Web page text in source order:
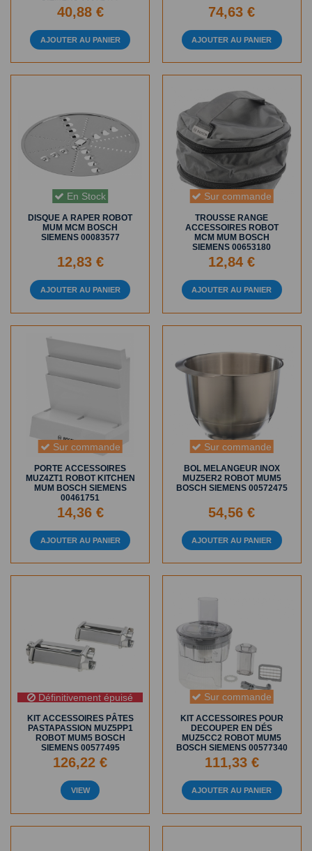
40,88 €
AJOUTER AU PANIER
74,63 €
AJOUTER AU PANIER
En Stock
DISQUE A RAPER ROBOT
MUM MCM BOSCH
SIEMENS 00083577
12,83 €
AJOUTER AU PANIER
Sur commande
TROUSSE RANGE
ACCESSOIRES ROBOT
MCM MUM BOSCH
SIEMENS 00653180
12,84 €
AJOUTER AU PANIER
Sur commande
PORTE ACCESSOIRES
MUZ4ZT1 ROBOT KITCHEN
MUM BOSCH SIEMENS
00461751
14,36 €
AJOUTER AU PANIER
Sur commande
BOL MELANGEUR INOX
MUZ5ER2 ROBOT MUM5
BOSCH SIEMENS 00572475
54,56 €
AJOUTER AU PANIER
Définitivement épuisé
KIT ACCESSOIRES PÂTES
PASTAPASSION MUZ5PP1
ROBOT MUM5 BOSCH
SIEMENS 00577495
126,22 €
VIEW
Sur commande
KIT ACCESSOIRES POUR
DECOUPER EN DÉS
MUZ5CC2 ROBOT MUM5
BOSCH SIEMENS 00577340
111,33 €
AJOUTER AU PANIER